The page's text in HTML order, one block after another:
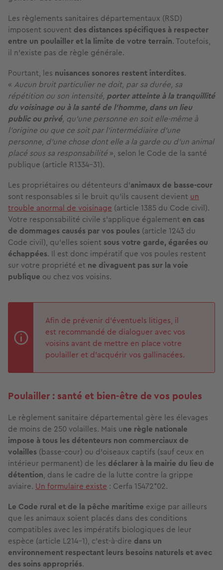
Les règlements sanitaires départementaux (RSD)
imposent souvent des distances spécifiques à respecter
entre un poulailler et la limite de votre terrain. Toutefois,
il n’existe pas de règle générale.
Pourtant, les nuisances sonores restent interdites.
« Aucun bruit particulier ne doit, par sa durée, sa
répétition ou son intensité, porter atteinte à la tranquillité
du voisinage ou à la santé de l'homme, dans un lieu
public ou privé, qu'une personne en soit elle-même à
l'origine ou que ce soit par l'intermédiaire d'une
personne, d'une chose dont elle a la garde ou d'un animal
placé sous sa responsabilité », selon le Code de la santé
publique (article R1334-31).
Les propriétaires ou détenteurs d'animaux de basse-cour
sont responsables si le bruit qu'ils causent devient un
trouble anormal de voisinage (article 1385 du Code civil).
Votre responsabilité civile s’applique également en cas
de dommages causés par vos poules (article 1243 du
Code civil), qu'elles soient sous votre garde, égarées ou
échappées. Il est donc impératif que vos poules restent
sur votre propriété et ne divaguent pas sur la voie
publique ou chez vos voisins.
Afin de prévenir d’éventuels litiges, il
est recommandé de dialoguer avec vos
voisins avant de mettre en place votre
poulailler et d’acquérir vos gallinacées.
Poulailler : santé et bien-être de vos poules
Le règlement sanitaire départemental gère les élevages
de moins de 250 volailles. Mais une règle nationale
impose à tous les détenteurs non commerciaux de
volailles (basse-cour) ou d’oiseaux captifs (sauf ceux en
intérieur permanent) de les déclarer à la mairie du lieu de
détention, dans le cadre de la lutte contre la grippe
aviaire. Un formulaire existe : Cerfa 15472*02.
Le Code rural et de la pêche maritime exige par ailleurs
que les animaux soient placés dans des conditions
compatibles avec les impératifs biologiques de leur
espèce (article L214-1), c’est-à-dire dans un
environnement respectant leurs besoins naturels et avec
des soins appropriés.